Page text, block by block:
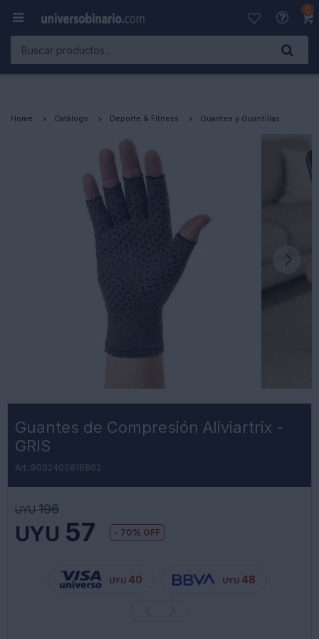
0

Home Catálogo Deporte & Fitness Guantes y Guantillas
Guantes de Compresión Aliviartrix -
GRIS
9002400816862
UYU 57
UYU 196
70
UYU 40 UYU 48